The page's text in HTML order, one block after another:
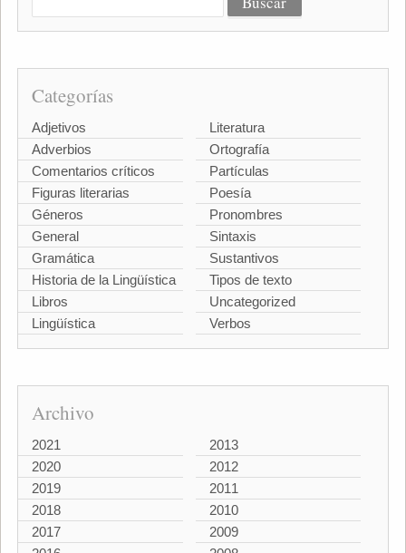
Categorías
Adjetivos
Adverbios
Comentarios críticos
Figuras literarias
Géneros
General
Gramática
Historia de la Lingüística
Libros
Lingüística
Literatura
Ortografía
Partículas
Poesía
Pronombres
Sintaxis
Sustantivos
Tipos de texto
Uncategorized
Verbos
Archivo
2021
2020
2019
2018
2017
2013
2012
2011
2010
2009